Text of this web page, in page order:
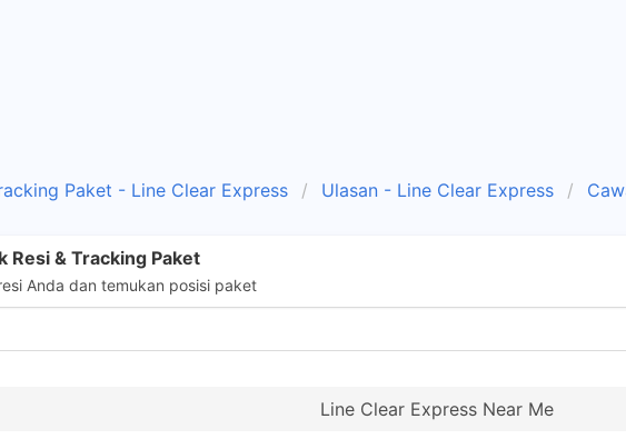
Paket - Line Clear Express Ulasan - Line Clear Express
Resi & Tracking Paket
Anda dan temukan posisi paket
Line Clear Express Near Me